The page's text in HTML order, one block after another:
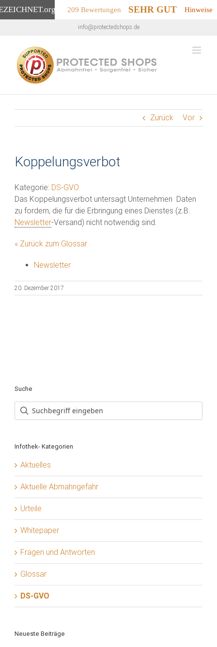
.org 209 Bewertungen SEHR GUT Hinweise
Inhalt
springen
info@protectedshops.de
Zurück Vor
Koppelungsverbot
Kategorie: DS-GVO
Das Koppelungsverbot untersagt Unternehmen Daten
zu fordern, die für die Erbringung eines Dienstes (z.B.
Newsletter-Versand) nicht notwendig sind.
« Zurück zum Glossar
Newsletter
20. Dezember 2017
Suche
Infothek- Kategorien
Aktuelles
Aktuelle Abmahngefahr
Urteile
Whitepaper
Fragen und Antworten
Glossar
DS-GVO
Neueste Beiträge